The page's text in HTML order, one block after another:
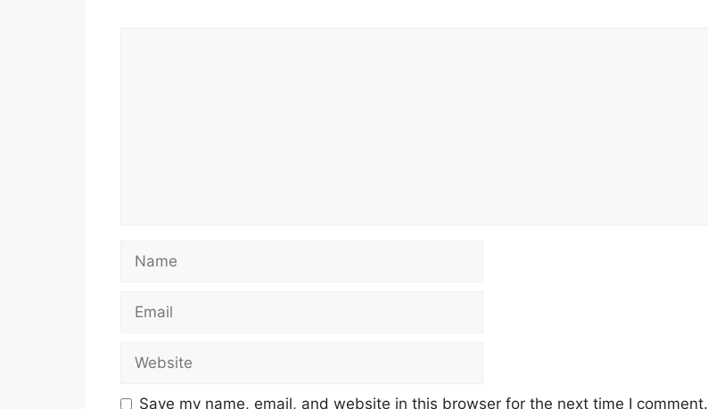
Save my name, email, and website in this browser for the next time I comment.